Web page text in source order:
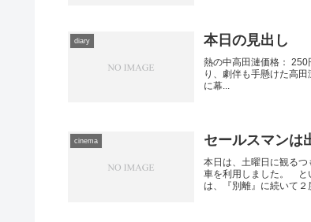
diary 本日の見出し
熱の中高田漣価格：
り、劇伴も手懸けた高
に幕...
cinema セールスマンは
本日は、土曜日に観る
車を利用しました。 と
は、『別離』に続いて２